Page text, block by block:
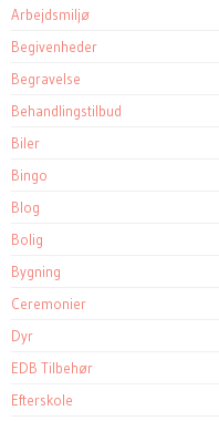
Arbejdsmiljø
Begivenheder
Begravelse
Behandlingstilbud
Biler
Bingo
Blog
Bolig
Bygning
Ceremonier
Dyr
EDB Tilbehør
Efterskole